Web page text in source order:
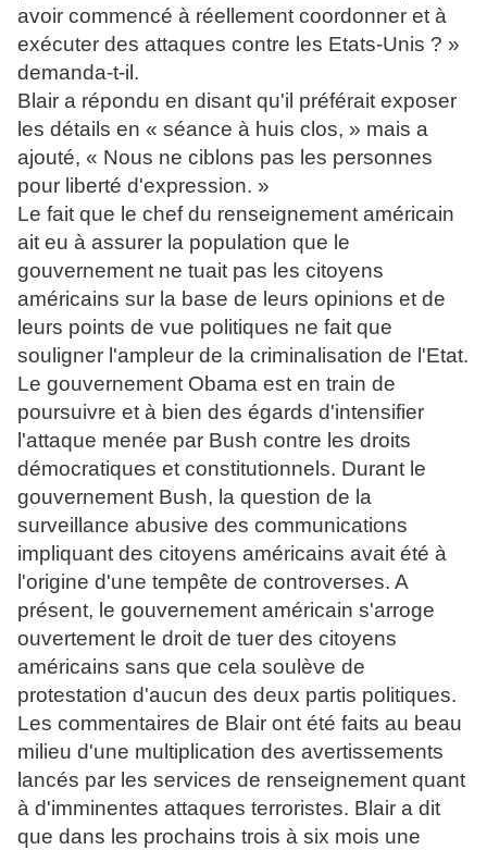
avoir commencé à réellement coordonner et à
exécuter des attaques contre les Etats-Unis ? »
demanda-t-il.
Blair a répondu en disant qu'il préférait exposer
les détails en « séance à huis clos, » mais a
ajouté, « Nous ne ciblons pas les personnes
pour liberté d'expression. »
Le fait que le chef du renseignement américain
ait eu à assurer la population que le
gouvernement ne tuait pas les citoyens
américains sur la base de leurs opinions et de
leurs points de vue politiques ne fait que
souligner l'ampleur de la criminalisation de l'Etat.
Le gouvernement Obama est en train de
poursuivre et à bien des égards d'intensifier
l'attaque menée par Bush contre les droits
démocratiques et constitutionnels. Durant le
gouvernement Bush, la question de la
surveillance abusive des communications
impliquant des citoyens américains avait été à
l'origine d'une tempête de controverses. A
présent, le gouvernement américain s'arroge
ouvertement le droit de tuer des citoyens
américains sans que cela soulève de
protestation d'aucun des deux partis politiques.
Les commentaires de Blair ont été faits au beau
milieu d'une multiplication des avertissements
lancés par les services de renseignement quant
à d'imminentes attaques terroristes. Blair a dit
que dans les prochains trois à six mois une